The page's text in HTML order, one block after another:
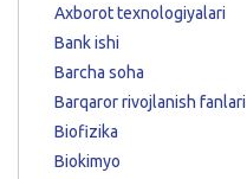
Axborot texnologiyalari
Bank ishi
Barcha soha
Barqaror rivojlanish fanlari
Biofizika
Biokimyo